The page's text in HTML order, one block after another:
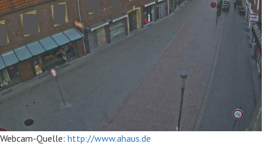
Webcam-Quelle: http://www.ahaus.de